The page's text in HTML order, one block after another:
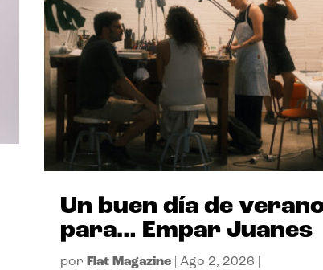
Un buen día de
para… Empar Juanes
por Flat Magazine| Ago 2, 2026